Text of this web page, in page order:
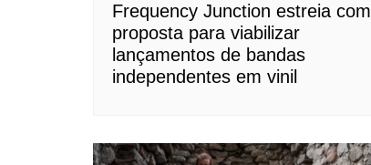
Frequency Junction estreia com
proposta para viabilizar
lançamentos de bandas
independentes em vinil